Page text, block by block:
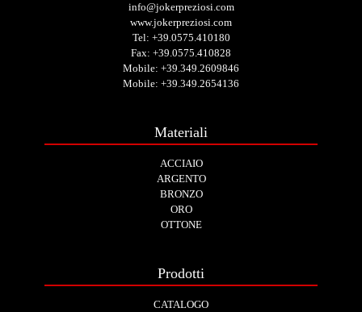
info@jokerpreziosi.com
www.jokerpreziosi.com
Tel: +39.0575.410180
Fax: +39.0575.410828
Mobile: +39.349.2609846
Mobile: +39.349.2654136
Materiali
ACCIAIO
ARGENTO
BRONZO
ORO
OTTONE
Prodotti
CATALOGO